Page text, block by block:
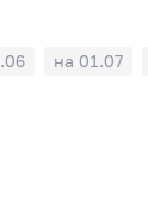
на 01.07